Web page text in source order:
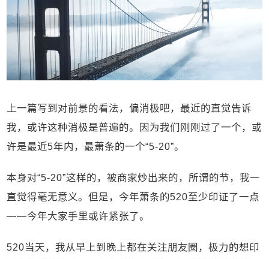
上一篇写到对前景的看法，偏消极吧，最近的直觉告诉
我，或许这种消极是普遍的。因为我们刚刚过了一个，或
许是最近5年内，最萧条的一个“5-20”。
本身对“5-20”这样的，被商家炒出来的，所谓的节，我一
直觉得毫无意义。但是，今年萧条的520至少印证了一点
——今年大家手里或许紧张了。
520当天，我从早上到晚上都在关注朋友圈，极力的想印